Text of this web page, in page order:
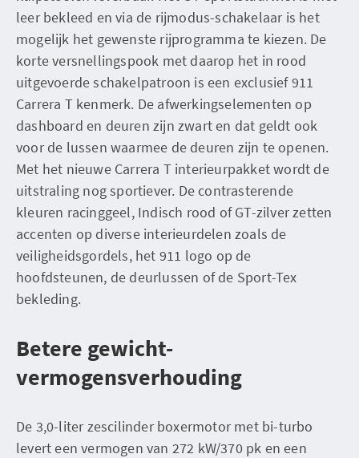
leer bekleed en via de rijmodus-schakelaar is het
mogelijk het gewenste rijprogramma te kiezen. De
korte versnellingspook met daarop het in rood
uitgevoerde schakelpatroon is een exclusief 911
Carrera T kenmerk. De afwerkingselementen op
dashboard en deuren zijn zwart en dat geldt ook
voor de lussen waarmee de deuren zijn te openen.
Met het nieuwe Carrera T interieurpakket wordt de
uitstraling nog sportiever. De contrasterende
kleuren racinggeel, Indisch rood of GT-zilver zetten
accenten op diverse interieurdelen zoals de
veiligheidsgordels, het 911 logo op de
hoofdsteunen, de deurlussen of de Sport-Tex
bekleding.
Betere gewicht-
vermogensverhouding
De 3,0-liter zescilinder boxermotor met bi-turbo
levert een vermogen van 272 kW/370 pk en een